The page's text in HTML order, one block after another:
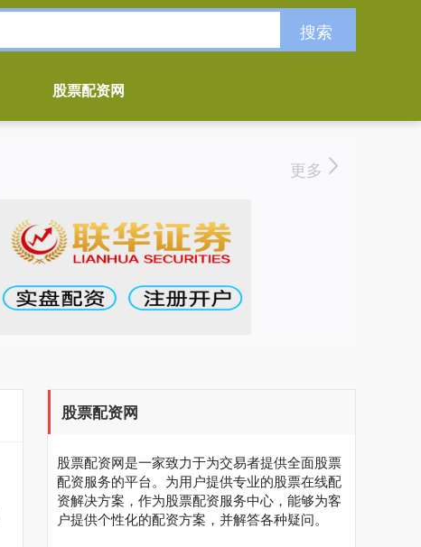
搜索
股票配资网
更多
股票配资网
股票配资网是一家致力于为交易者提供全面股票
配资服务的平台。为用户提供专业的股票在线配
资解决方案，作为股票配资服务中心，能够为客
户提供个性化的配资方案，并解答各种疑问。